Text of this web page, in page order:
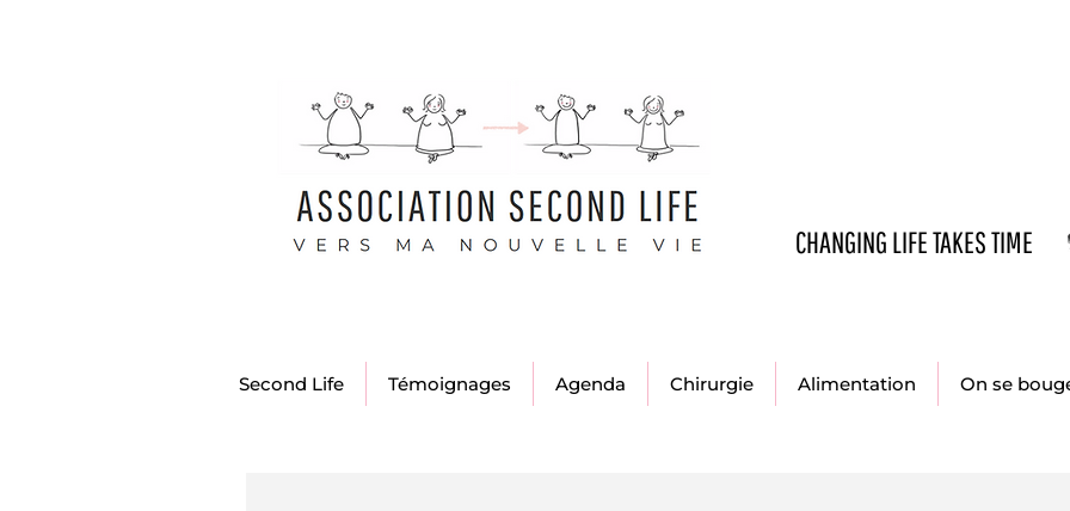
CHANGING LIFE TAKES TIME
Second Life Témoignages Agenda Chirurgie Alimentation On se